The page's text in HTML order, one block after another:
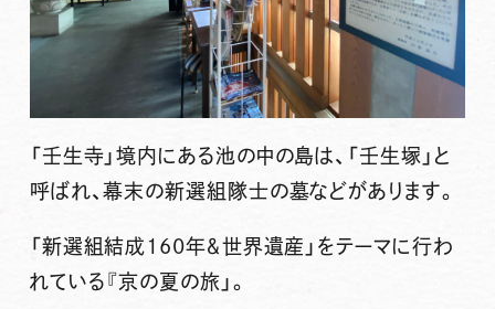
「壬生寺」境内にある池の中の島は、「壬生塚 」と
呼ばれ、幕末の新選組隊士の墓などがあります。
「新選組結成160年＆世界遺産」をテーマに行わ
れている『京の夏の旅」。